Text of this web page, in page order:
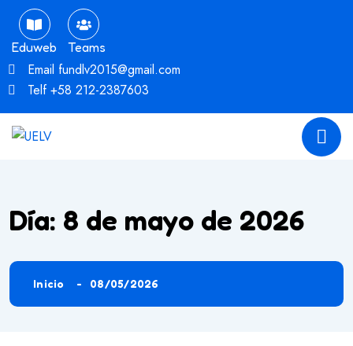
Eduweb Teams
Email fundlv2015@gmail.com
Telf+58 212-2387603
Día: 8 de mayo de 2026
Inicio 08/05/2026